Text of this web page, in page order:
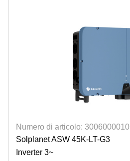
Numero di articolo: 3006000010
Solplanet ASW 45K-LT-G3
Inverter 3~